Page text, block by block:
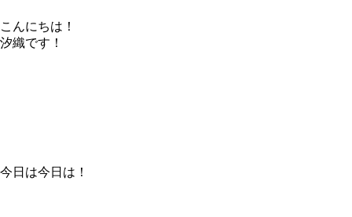
こんにちは！
汐織です！
今日は今日は！